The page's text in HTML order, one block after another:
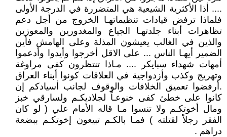
.... أذا الأكثرية الشيعية هي المتضررة في الدرجة الأولى
فلماذا ترفض قيادات تنظيماتهـا الخروج من أجل دعم
تظاهرات أبناء جلدتهـا الجياع والمغدورين والمعوزين
والذين في الغالب يعيشون المذلة وعلى الهامش فأين
الضمير أيهـا الناس ... على الاقل أخرجوا وأيدوا وأدعموا
أمهات شهداء سبايكر .... مـاذا تنتظرون كفى مراوغة
وتهريج وكذب وأزدواجية في العلاقات كونوا أبناء العراق
.أرفضوا تعميق الخلافات والوقوف لجانب أسيادكم إن
كانوا على خطئ كفى خنوعـاً لجلاديكـم ولسارقي خبز
ومال أخوتكـم ولا تنسوا مـا قاله الأمام علي ( لو كان
الفقر رجلاً لقتلته ) فمـا بالكـم تبيعون إخوتكـم ببضعة
دراهم .